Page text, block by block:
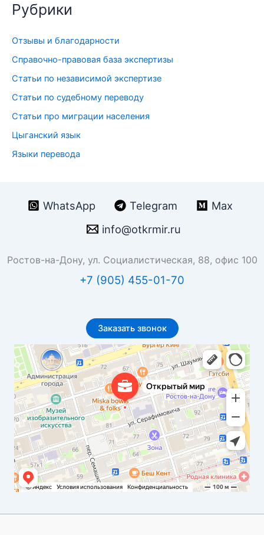
с
Рубрики
Отзывы и благодарности
Справочно-правовая база экспертизы
Статьи по независимой экспертизе
Статьи по судебному переводу
Статьи про миграции населения
Цыганский язык
Языки перевода
WhatsApp Telegram
Max
info@otkrmir.ru
Ростов-на-Дону, ул. Социалистическая, 88, офис 100
+7 (905) 455-01-70
Заказать звонок
Открытый мир
Бюро переводов в Ростове‑на‑Дону